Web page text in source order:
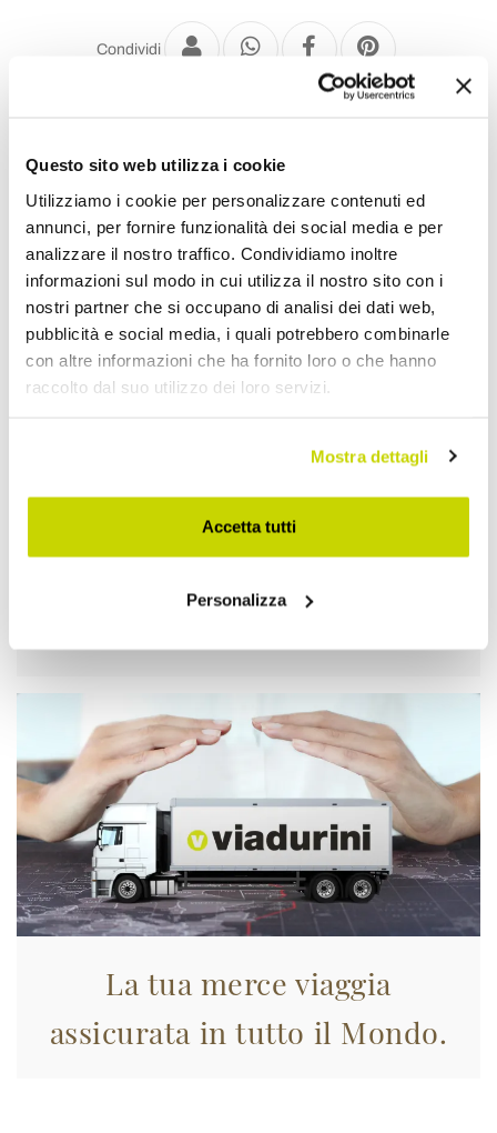
Questo sito web utilizza i cookie
Utilizziamo i cookie per personalizzare contenuti ed
annunci, per fornire funzionalità dei social media e per
analizzare il nostro traffico. Condividiamo inoltre
informazioni sul modo in cui utilizza il nostro sito con i
nostri partner che si occupano di analisi dei dati web,
pubblicità e social media, i quali potrebbero combinarle
con altre informazioni che ha fornito loro o che hanno
raccolto dal suo utilizzo dei loro servizi.
Mostra dettagli
Accetta tutti
Personalizza
Condividi
La tua merce viaggia
assicurata in tutto il Mondo.